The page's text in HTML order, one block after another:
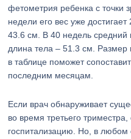
фетометрия ребенка с точки
недели его вес уже достигает
43.6 см. В 40 недель средний
длина тела – 51.3 см.
в таблице поможет
последним месяцам.
Если врач обнаруживает
во время третьего
госпитализацию. Но, в любом